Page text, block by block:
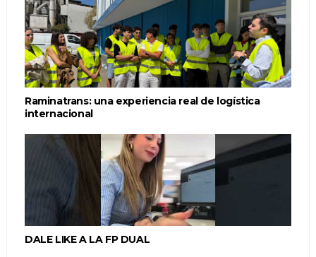
Raminatrans: una experiencia real de logística
internacional
DALE LIKE A LA FP DUAL